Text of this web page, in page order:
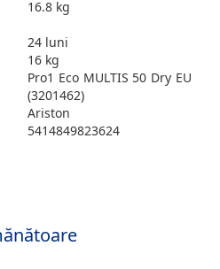
16.8 kg
24 luni
16 kg
Pro1 Eco MULTIS 50 Dry EU
(3201462)
Ariston
5414849823624